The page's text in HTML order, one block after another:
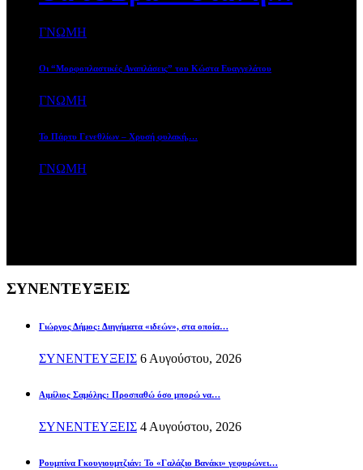
ΓΝΩΜΗ
Οι “Μορφοπλαστικές Αναπλάσεις” του Κώστα Ευαγγελάτου
ΓΝΩΜΗ
Το Πάρτυ Γενεθλίων – Χρυσή φυλακή,…
ΓΝΩΜΗ
ΣΥΝΕΝΤΕΥΞΕΙΣ
Γιώργος Δήμος: Διηγήματα «ιδεών», στα οποία…
ΣΥΝΕΝΤΕΥΞΕΙΣ 6 Αυγούστου, 2026
Αιμίλιος Σαμόλης: Προσπαθώ όσο μπορώ να…
ΣΥΝΕΝΤΕΥΞΕΙΣ 4 Αυγούστου, 2026
Ρουμπίνα Γκουγιουμτζιάν: Το «Γαλάζιο Βανάκι» γεφυρώνει…